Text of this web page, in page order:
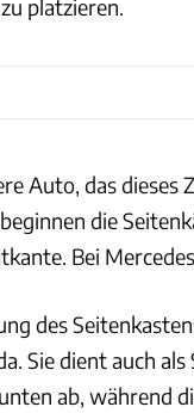
platzieren.
Auto, das
die
Bei
des
Sie dient auch
ab, während